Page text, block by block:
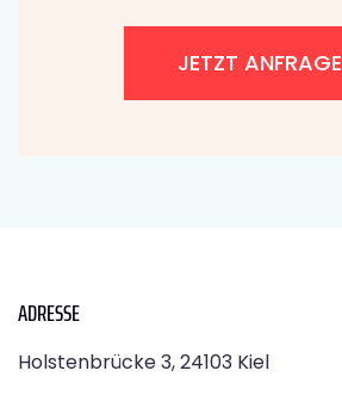
JETZT
ADRESSE
Holstenbrücke 3, 24103 Kiel